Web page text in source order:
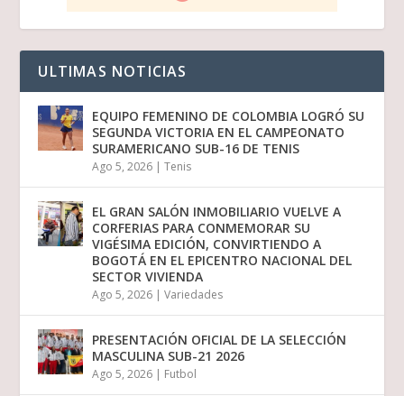
ULTIMAS NOTICIAS
EQUIPO FEMENINO DE COLOMBIA LOGRÓ SU
SEGUNDA VICTORIA EN EL CAMPEONATO
SURAMERICANO SUB-16 DE TENIS
Ago 5, 2026 |Tenis
EL GRAN SALÓN INMOBILIARIO VUELVE A
CORFERIAS PARA CONMEMORAR SU
VIGÉSIMA EDICIÓN, CONVIRTIENDO A
BOGOTÁ EN EL EPICENTRO NACIONAL DEL
SECTOR VIVIENDA
Ago 5, 2026 |Variedades
PRESENTACIÓN OFICIAL DE LA SELECCIÓN
MASCULINA SUB-21 2026
Ago 5, 2026 | Futbol